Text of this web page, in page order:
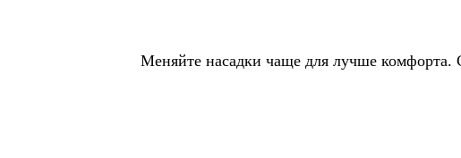
Меняйте насадки чаще для лучше комфорта.